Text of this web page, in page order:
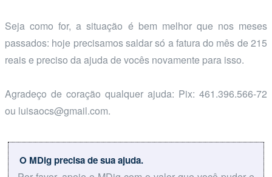
Seja como for, a situação é bem melhor que nos meses
passados: hoje precisamos saldar só a fatura do mês de 215
reais e preciso da ajuda de vocês novamente para isso.
Agradeço de coração qualquer ajuda: Pix: 461.396.566-72
ou luisaocs@gmail.com.
O MDig precisa de sua ajuda.